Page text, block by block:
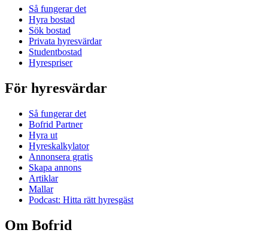
Så fungerar det
Hyra bostad
Sök bostad
Privata hyresvärdar
Studentbostad
Hyrespriser
För hyresvärdar
Så fungerar det
Bofrid Partner
Hyra ut
Hyreskalkylator
Annonsera gratis
Skapa annons
Artiklar
Mallar
Podcast: Hitta rätt hyresgäst
Om Bofrid